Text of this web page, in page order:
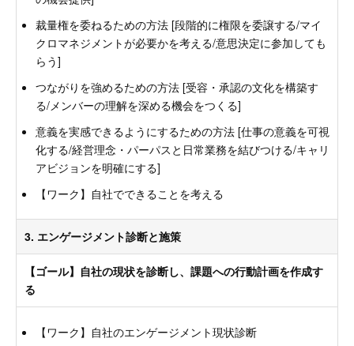
裁量権を委ねるための方法 [段階的に権限を委譲する/マイ
クロマネジメントが必要かを考える/意思決定に参加しても
らう]
つながりを強めるための方法 [受容・承認の文化を構築す
る/メンバーの理解を深める機会をつくる]
意義を実感できるようにするための方法 [仕事の意義を可視
化する/経営理念・パーパスと日常業務を結びつける/キャリ
アビジョンを明確にする]
【ワーク】自社でできることを考える
3. エンゲージメント診断と施策
【ゴール】自社の現状を診断し、課題への行動計画を作成す
る
【ワーク】自社のエンゲージメント現状診断